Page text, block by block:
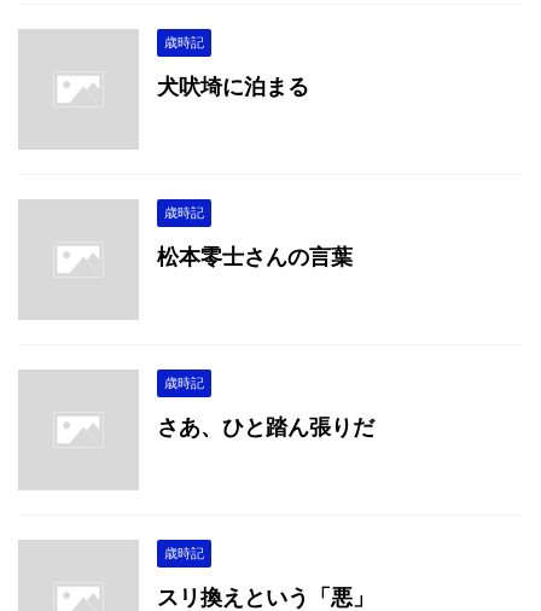
歳時記
犬吠埼に泊まる
歳時記
松本零士さんの言葉
歳時記
さあ、ひと踏ん張りだ
歳時記
スリ換えという「悪」